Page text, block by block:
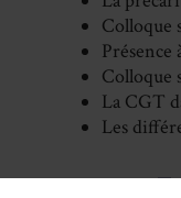
Colloque
Présence
Colloque
La CGT
Les